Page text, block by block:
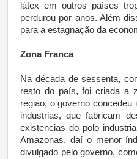
látex em outros países
perdurou por anos. Além
para a estagnação da
Zona Franca
Na década de sessenta,
resto do país, foi criada a
regiao, o governo
industrias, que fabricam
existencias do polo
Amazonas, daí o menor
divulgado pelo governo,